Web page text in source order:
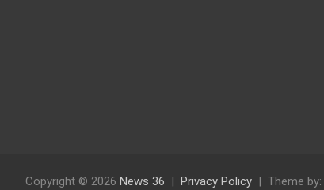
Copyright © 2026 News 36 Privacy Policy Theme by: